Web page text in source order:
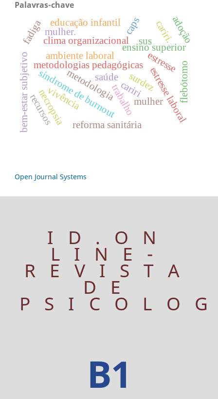
Palavras-chave
metodologias pedagógicas
ensino superior
síndrome de burnout
estresse
ambiente laboral
bem-estar subjetivo estresse laboral
mulher
trabalho
metodologia
vivência
necropsia
cariri.
clima organizacional
mulher.
recursos
saúde
reforma sanitária
sus
cariri flebótomo
adoção
fadiga educação infantil caps
surdez
Open Journal Systems
ID.ON
LINE-
REVISTA
DE
B1